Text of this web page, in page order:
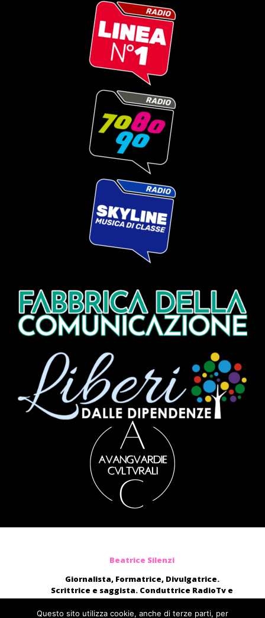
Beatrice Silenzi
Giornalista, Formatrice, Divulgatrice.
Scrittrice e saggista. Conduttrice RadioTv e
blogger.
Moderatrice, presentatrice di eventi, voce di
Questo sito utilizza cookie, anche di terze parti, per